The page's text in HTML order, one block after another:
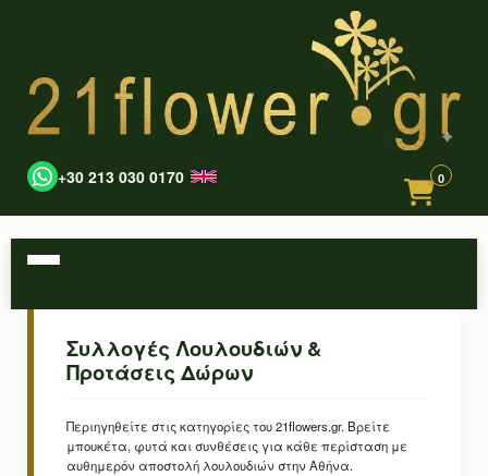
+30 213 030 0170 0
Συλλογές Λουλουδιών &
Προτάσεις Δώρων
Περιηγηθείτε στις κατηγορίες του 21flowers.gr. Βρείτε
μπουκέτα, φυτά και συνθέσεις για κάθε περίσταση με
αυθημερόν αποστολή λουλουδιών στην Αθήνα.